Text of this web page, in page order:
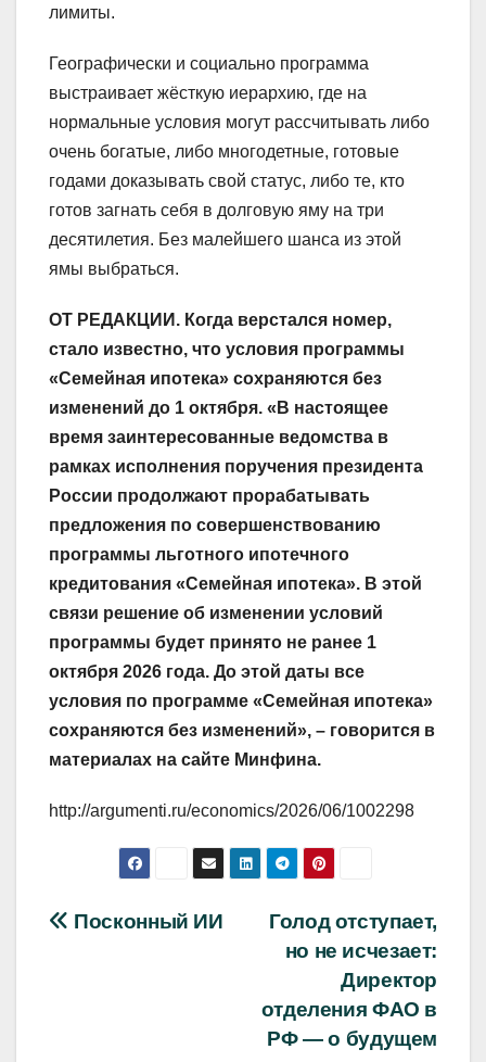
лимиты.
Географически и социально программа
выстраивает жёсткую иерархию, где на
нормальные условия могут рассчитывать либо
очень богатые, либо многодетные, готовые
годами доказывать свой статус, либо те, кто
готов загнать себя в долговую яму на три
десятилетия. Без малейшего шанса из этой
ямы выбраться.
ОТ РЕДАКЦИИ. Когда верстался номер,
стало известно, что условия программы
«Семейная ипотека» сохраняются без
изменений до 1 октября. «В настоящее
время заинтересованные ведомства в
рамках исполнения поручения президента
России продолжают прорабатывать
предложения по совершенствованию
программы льготного ипотечного
кредитования «Семейная ипотека». В этой
связи решение об изменении условий
программы будет принято не ранее 1
октября 2026 года. До этой даты все
условия по программе «Семейная ипотека»
сохраняются без изменений», – говорится в
материалах на сайте Минфина.
http://argumenti.ru/economics/2026/06/1002298
Навигация
Голод отступает,
но не исчезает:
Директор
отделения ФАО в
РФ — о будущем
Посконный ИИ